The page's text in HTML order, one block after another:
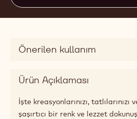
Önerilen kullanım
Ürün Açıklaması
İşte kreasyonlarınızı, tatlılarınızı
şaşırtıcı bir renk ve lezzet